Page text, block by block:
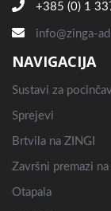
+385 (0) 1
info@zinga-
NAVIGACIJA
Sustavi za
Sprejevi
Brtvila na ZINGI
Završni premazi na
Otapala